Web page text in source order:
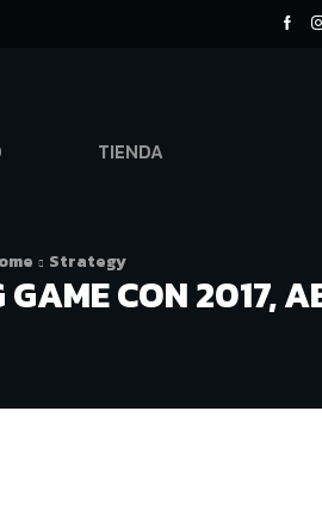
TIENDA
Strategy
CON 2017,